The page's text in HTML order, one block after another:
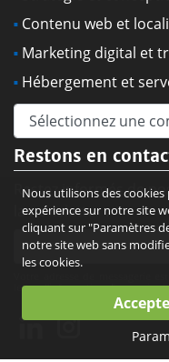
Contenu web et
Marketing digital et
Hébergement et
Restons en
Restez informés de
la newsletter :
lettre d'information. En savoir
Nous utilisons des
expérience sur notre site
cliquant sur "Paramètres
notre site web sans
les cookies.